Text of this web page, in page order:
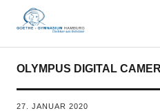
Goethe-
OLYMPUS DIGITAL
27. JANUAR 2020